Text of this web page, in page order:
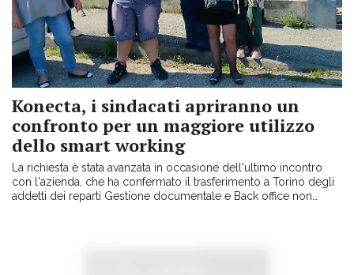
Konecta, i sindacati apriranno un
confronto per un maggiore utilizzo
dello smart working
La richiesta è stata avanzata in occasione dell'ultimo incontro
con l'azienda, che ha confermato il trasferimento a Torino degli
addetti dei reparti Gestione documentale e Back office non